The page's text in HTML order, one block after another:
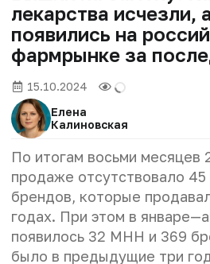
лекарства исчезли,
появились на
фармрынке за
15.10.2024
Елена
Калиновская
По итогам восьми месяцев
продаже отсутствовало
брендов, которые
годах. При этом в
появилось 32 МНН и 369
было в предыдущие три